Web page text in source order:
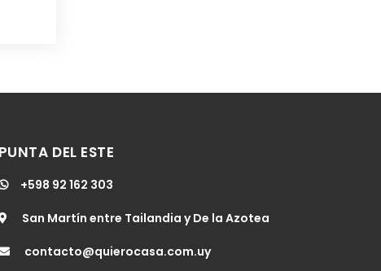
PUNTA DEL ESTE
+598 92 162 303
San Martín entre Tailandia y De la Azotea
contacto@quierocasa.com.uy